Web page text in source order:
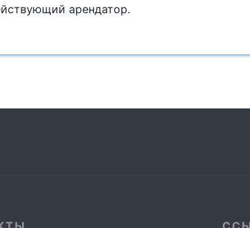
арендатор.